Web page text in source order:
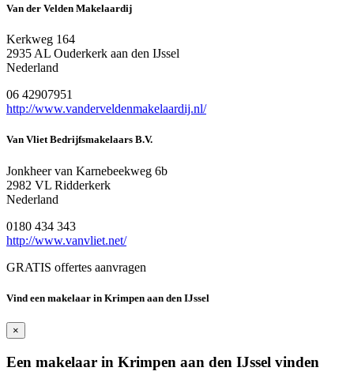
Van der Velden Makelaardij
Kerkweg 164
2935 AL Ouderkerk aan den IJssel
Nederland
06 42907951
http://www.vanderveldenmakelaardij.nl/
Van Vliet Bedrijfsmakelaars B.V.
Jonkheer van Karnebeekweg 6b
2982 VL Ridderkerk
Nederland
0180 434 343
http://www.vanvliet.net/
GRATIS offertes aanvragen
Vind een makelaar in Krimpen aan den IJssel
×
Een makelaar in Krimpen aan den IJssel vinden